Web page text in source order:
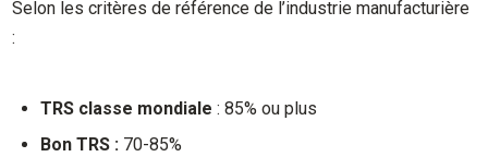
Selon les critères de référence de l’industrie manufacturière
:
TRS classe mondiale : 85% ou plus
Bon TRS : 70-85%